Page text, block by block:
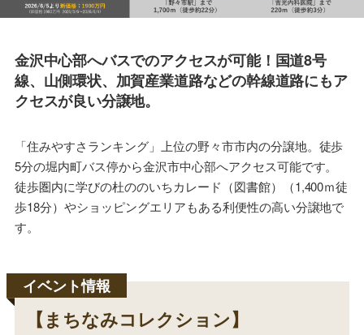
金沢中心部へバスでのアクセスが可能！国道8号
線、山側環状、加賀産業道路などの幹線道路にもア
クセスが良い分譲地。
「住みやすさランキング」上位の野々市市内の分譲地。徒歩
5分の堀内町バス停から金沢市中心部へアクセス可能です。
徒歩圏内に学びの杜ののいちカレード（図書館）（1,400ｍ徒
歩18分）やショッピングエリアもある利便性の高い分譲地で
す。
【まちなみコレクション】